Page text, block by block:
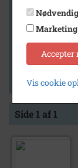
Vis kun
Vis kun med
Vis kun
Vis kun med
Vis kun med
Side 1 af 1
Nødvendig
Marketing
Accepter
Vis cookie